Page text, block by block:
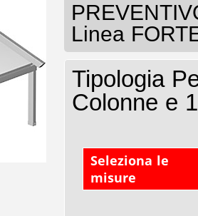
Linea
Tipologia
Colonne e
Seleziona le
misure